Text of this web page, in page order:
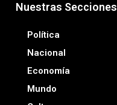
Nuestras Secciones
Política
Nacional
Economía
Mundo